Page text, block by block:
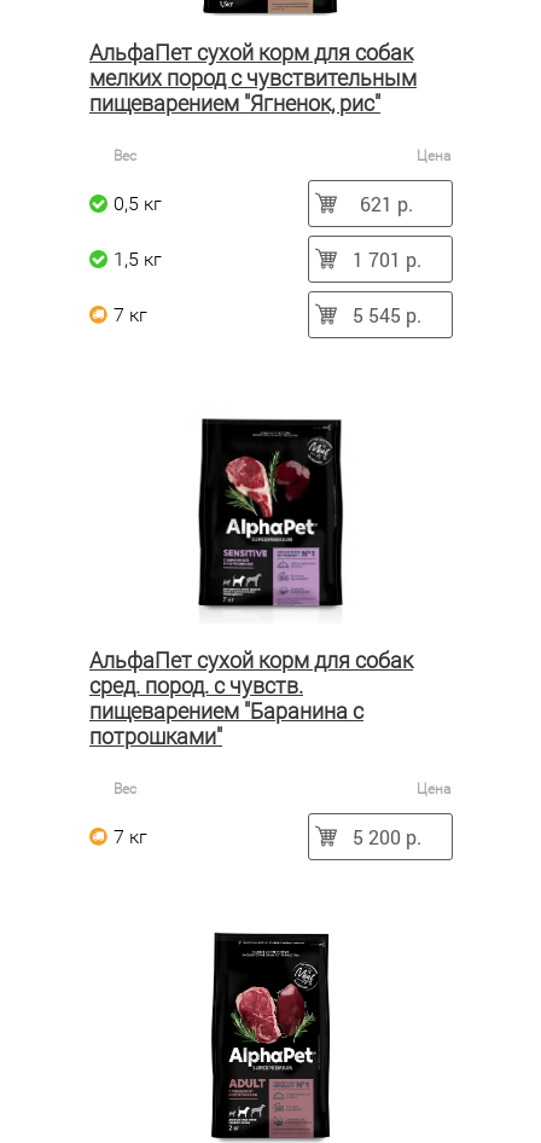
АльфаПет сухой корм для собак
мелких пород с чувствительным
пищеварением "Ягненок, рис"
Вес Цена
0,5 кг 621 р.
1,5 кг 1 701 р.
7 кг 5 545 р.
АльфаПет сухой корм для собак
сред. пород. с чувств.
пищеварением "Баранина с
потрошками"
Вес Цена
7 кг 5 200 р.